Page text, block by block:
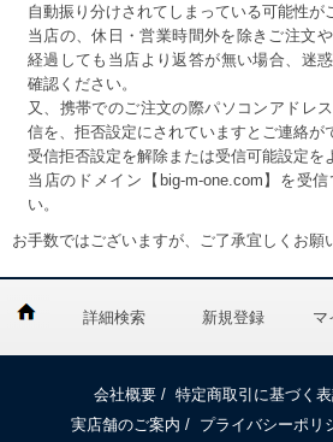
自動振り分けされてしまっている可能性が
当店の、休日・営業時間外を除きご注文
経過しても当店より返答が無い場合、迷
確認ください。
又、携帯でのご注文の際パソコンアドレ
信を、拒否設定にされていますとご連絡が
受信拒否設定を解除または受信可能設定を
当店のドメイン【big-m-one.com】を受
い。
お手数ではございますが、ご了承宜しくお願
詳細検索 新規登録 マ
会社概要 / 特定商取引に基づく
実店舗のご案内 / プライバシーポリ